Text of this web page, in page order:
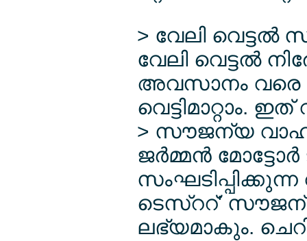
> വേലി
വേലി വെട്ടല്‍
അവസാനം വരെ
വെട്ടിമാറ്റാം.
> സൗജന്യ
ജര്‍മ്മന്‍
ടെസ്ററ്'
ലഭ്യമാകും.